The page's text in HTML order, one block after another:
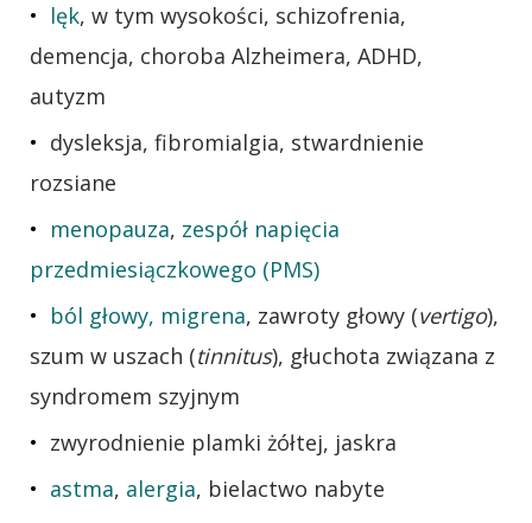
lęk, w tym wysokości, schizofrenia,
demencja, choroba Alzheimera, ADHD,
autyzm
dysleksja, fibromialgia, stwardnienie
rozsiane
menopauza, zespół napięcia
przedmiesiączkowego (PMS)
ból głowy, migrena, zawroty głowy (vertigo),
szum w uszach (tinnitus), głuchota związana z
syndromem szyjnym
zwyrodnienie plamki żółtej, jaskra
astma, alergia, bielactwo nabyte